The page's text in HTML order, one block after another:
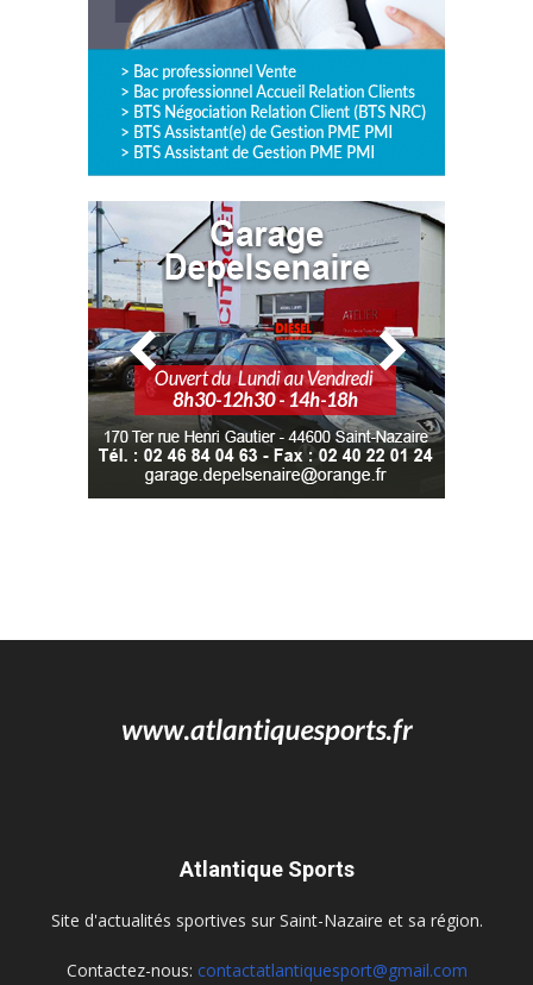
Atlantique Sports
Site d'actualités sportives sur Saint-Nazaire et sa région.
Contactez-nous: contactatlantiquesport@gmail.com